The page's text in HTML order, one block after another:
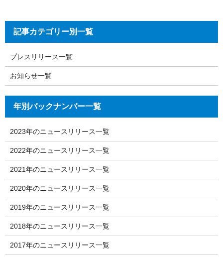
記事カテゴリー別一覧
プレスリリース一覧
お知らせ一覧
年別バックナンバー一覧
2023年のニュースリリース一覧
2022年のニュースリリース一覧
2021年のニュースリリース一覧
2020年のニュースリリース一覧
2019年のニュースリリース一覧
2018年のニュースリリース一覧
2017年のニュースリリース一覧